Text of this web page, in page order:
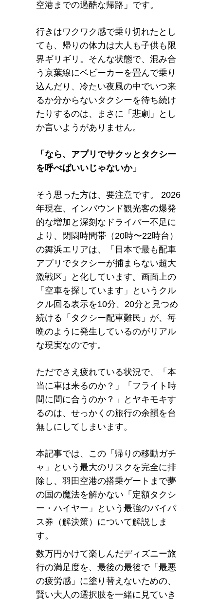
空港までの過酷な帰路」です。
行きはワクワク感で乗り切れたとし
ても、帰りの体力は大人も子供も限
界ギリギリ。そんな状態で、混み合
う京葉線にベビーカーを畳んで乗り
込んだり、冷たい夜風の中でいつ来
るか分からないタクシーを待ち続け
たりするのは、まさに「悲劇」とし
か言いようがありません。
「なら、アプリでサクッとタクシー
を呼べばいいじゃないか」
そう思った方は、要注意です。 2026
年現在、インバウンド観光客の爆発
的な増加と深刻なドライバー不足に
より、閉園時間帯（20時〜22時台）
の舞浜エリアは、「日本で最も配車
アプリでタクシーが捕まらない超大
激戦区」と化しています。画面上の
「空車を探しています」というクル
クル回る表示を10分、20分と見つめ
続ける「タクシー配車難民」が、毎
晩のように発生しているのがリアル
な現実なのです。
ただでさえ疲れている状況で、「本
当に車は来るのか？」「フライト時
間に間に合うのか？」とヤキモキす
るのは、せっかくの旅行の余韻を台
無しにしてしまいます。
本記事では、この「帰りの移動ガチ
ャ」という最大のリスクを完全に排
除し、羽田空港の搭乗ゲートまで夢
の国の魔法を解かない「定額タクシ
ー・ハイヤー」という最強のバイパ
ス券（解決策）について解説しま
す。
数万円かけて楽しんだディズニー旅
行の満足度を、最後の最後で「最悪
の疲労感」に塗り替えないための、
賢い大人の選択肢を一緒に見ていき